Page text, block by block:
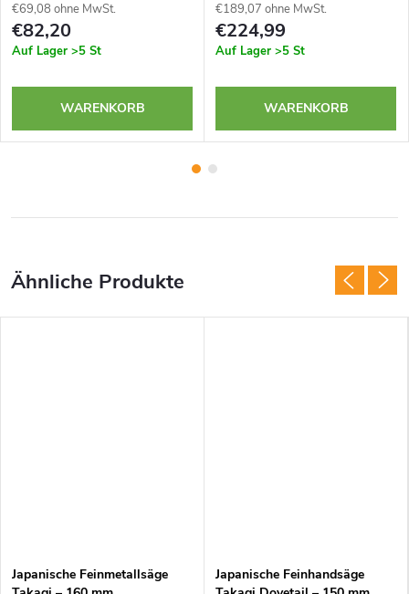
€69,08 ohne MwSt.
€82,20
Auf Lager >5 St
WARENKORB
€189,07 ohne MwSt.
€224,99
Auf Lager >5 St
WARENKORB
Japanische Feinmetallsäge
Japanische Feinhandsäge